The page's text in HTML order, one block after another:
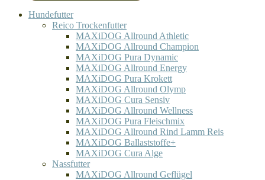
Hundefutter
Reico Trockenfutter
MAXiDOG Allround Athletic
MAXiDOG Allround Champion
MAXiDOG Pura Dynamic
MAXiDOG Allround Energy
MAXiDOG Pura Krokett
MAXiDOG Allround Olymp
MAXiDOG Cura Sensiv
MAXiDOG Allround Wellness
MAXiDOG Pura Fleischmix
MAXiDOG Allround Rind Lamm Reis
MAXiDOG Ballaststoffe+
MAXiDOG Cura Alge
Nassfutter
MAXiDOG Allround Geflügel